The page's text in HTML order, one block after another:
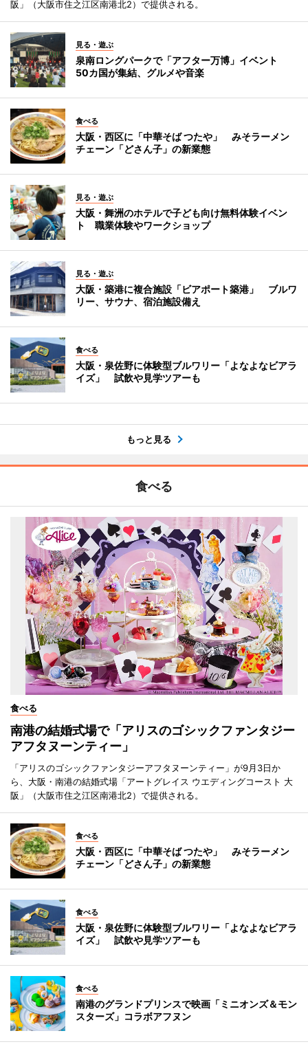
阪」（大阪市住之江区南港北2）で提供される。
見る・遊ぶ
泉南ロングパークで「アフター万博」イベント
50カ国が集結、グルメや音楽
食べる
大阪・西区に「中華そば つたや」 みそラーメン
チェーン「どさん子」の新業態
見る・遊ぶ
大阪・舞洲のホテルで子ども向け無料体験イベン
ト 職業体験やワークショップ
見る・遊ぶ
大阪・築港に複合施設「ビアポート築港」 ブルワ
リー、サウナ、宿泊施設備え
食べる
大阪・泉佐野に体験型ブルワリー「よなよなビアラ
イズ」 試飲や見学ツアーも
もっと見る
食べる
食べる
南港の結婚式場で「アリスのゴシックファンタジー
アフタヌーンティー」
「アリスのゴシックファンタジーアフタヌーンティー」が9月3日か
ら、大阪・南港の結婚式場「アートグレイス ウエディングコースト 大
阪」（大阪市住之江区南港北2）で提供される。
食べる
大阪・西区に「中華そば つたや」 みそラーメン
チェーン「どさん子」の新業態
食べる
大阪・泉佐野に体験型ブルワリー「よなよなビアラ
イズ」 試飲や見学ツアーも
食べる
南港のグランドプリンスで映画「ミニオンズ＆モン
スターズ」コラボアフヌン